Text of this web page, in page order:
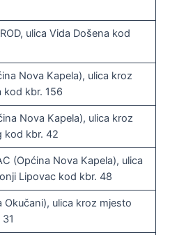
ulica Vida Došena kod
Nova Kapela), ulica kroz
kod kbr. 156
Nova Kapela), ulica kroz
kod kbr. 42
(Općina Nova Kapela), ulica
Lipovac kod kbr. 48
Okučani), ulica kroz mjesto